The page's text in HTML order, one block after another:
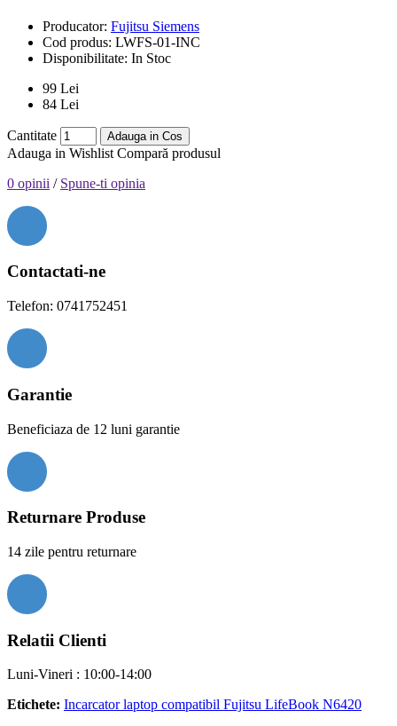
Producator: Fujitsu Siemens
Cod produs: LWFS-01-INC
Disponibilitate: In Stoc
99 Lei
84 Lei
Cantitate Adauga in Cos
Adauga in Wishlist Compară produsul
0 opinii / Spune-ti opinia
Contactati-ne
Telefon: 0741752451
Garantie
Beneficiaza de 12 luni garantie
Returnare Produse
14 zile pentru returnare
Relatii Clienti
Luni-Vineri : 10:00-14:00
Etichete: Incarcator laptop compatibil Fujitsu LifeBook N6420